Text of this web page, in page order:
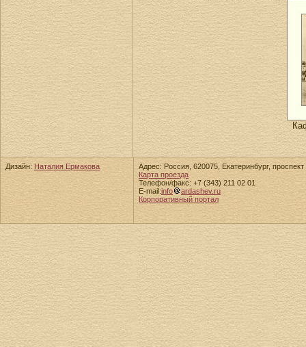
Дизайн: Наталия Ермакова
Адрес: Россия, 620075, Екатеринбург,
Карта проезда
Телефон/факс: +7 (343) 211 02 01
E-mail:info
ardashev.ru
Корпоративный портал